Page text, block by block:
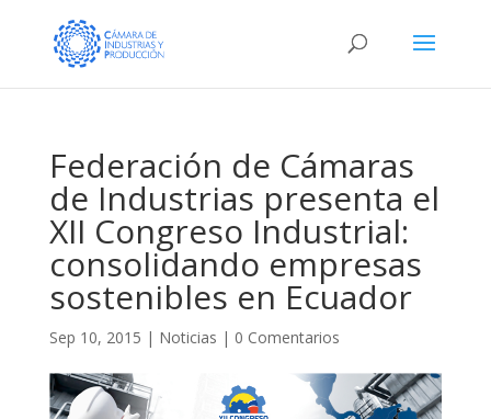
Federación de Cámaras
de Industrias presenta el
XII Congreso Industrial:
consolidando empresas
sostenibles en Ecuador
Sep 10, 2015 | Noticias | 0 Comentarios